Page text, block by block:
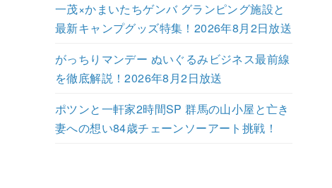
一茂×かまいたちゲンバ グランピング施設と
最新キャンプグッズ特集！2026年8月2日放送
がっちりマンデー ぬいぐるみビジネス最前線
を徹底解説！2026年8月2日放送
ポツンと一軒家2時間SP 群馬の山小屋と亡き
妻への想い84歳チェーンソーアート挑戦！